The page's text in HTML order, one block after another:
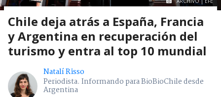
Chile deja atrás a España, Francia
y Argentina en recuperación del
turismo y entra al top 10 mundial
Natalí Risso
Periodista. Informando para BioBioChile desde
Argentina